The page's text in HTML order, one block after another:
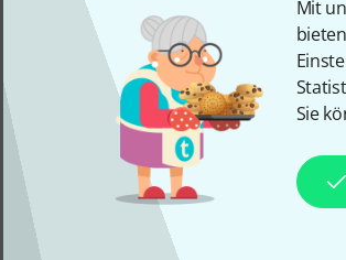
Mit
Sie